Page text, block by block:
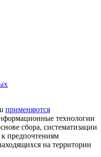
применяются
технологии
сбора, систематизации
предпочтениям
на территории